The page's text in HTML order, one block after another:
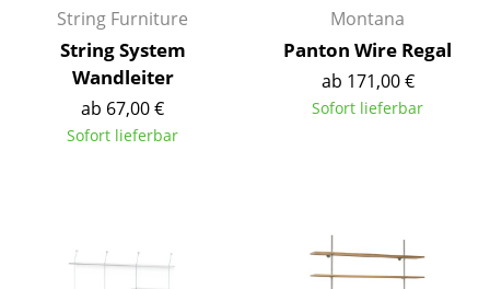
Uhren
Spiegel
Figuren & Miniaturen
Vasen
Aufbewahrungsboxen
String Furniture
String System
Wandleiter
ab 67,00 €
Sofort lieferbar
Montana
Panton Wire Regal
ab 171,00 €
Sofort lieferbar